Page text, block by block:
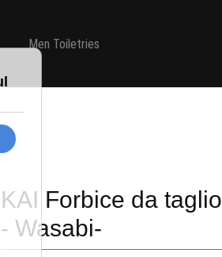
Men Toiletries
KAI Forbice da taglio
- Wasabi-